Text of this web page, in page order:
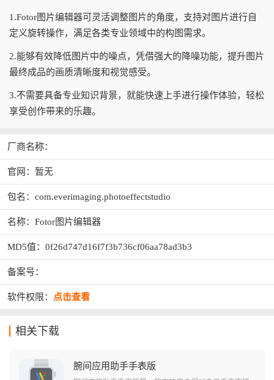
1.Fotor图片编辑器可灵活调整图片的角度，支持对图片进行自
定义旋转操作，满足各类专业领域中的构图需求。
2.能够有效降低图片中的噪点，凭借强大的降噪功能，提升图片
最终成品的画质清晰度和视觉感受。
3.不需要具备专业知识背景，就能快速上手进行操作体验，轻松
享受创作带来的乐趣。
厂商名称：
官网：暂无
包名：com.everimaging.photoeffectstudio
名称：Fotor图片编辑器
MD5值：0f26d747d16f7f3b736cf06aa78ad3b3
备案号：
软件权限： 点击查看
相关下载
腕间应用助手手表版